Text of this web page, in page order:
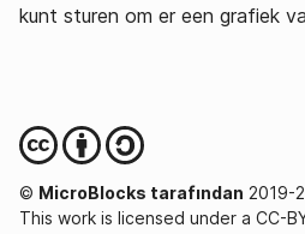
kunt sturen om er een grafiek
© MicroBlocks tarafından 2019-
This work is licensed under a CC-